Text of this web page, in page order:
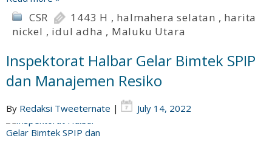
CSR 1443 H , halmahera selatan , harita
nickel , idul adha , Maluku Utara
Inspektorat Halbar Gelar Bimtek SPIP
dan Manajemen Resiko
By Redaksi Tweeternate | July 14, 2022